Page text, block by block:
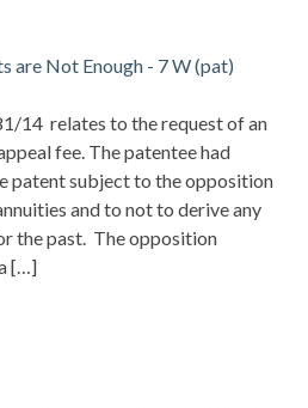
are Not Enough - 7 W (pat)
14 relates to the request of an
fee. The patentee had
patent subject to the opposition
and to not to derive any
the past. The opposition
[…]